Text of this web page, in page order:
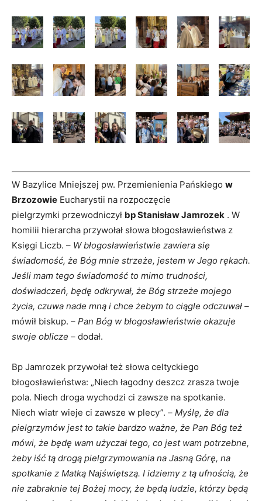
W Bazylice Mniejszej pw. Przemienienia Pańskiego w
Brzozowie Eucharystii na rozpoczęcie
pielgrzymki przewodniczył bp Stanisław Jamrozek . W
homilii hierarcha przywołał słowa błogosławieństwa z
Księgi Liczb. – W błogosławieństwie zawiera się
świadomość, że Bóg mnie strzeże, jestem w Jego rękach.
Jeśli mam tego świadomość to mimo trudności,
doświadczeń, będę odkrywał, że Bóg strzeże mojego
życia, czuwa nade mną i chce żebym to ciągle odczuwał –
mówił biskup. – Pan Bóg w błogosławieństwie okazuje
swoje oblicze – dodał.
Bp Jamrozek przywołał też słowa celtyckiego
błogosławieństwa: „Niech łagodny deszcz zrasza twoje
pola. Niech droga wychodzi ci zawsze na spotkanie.
Niech wiatr wieje ci zawsze w plecy”. – Myślę, że dla
pielgrzymów jest to takie bardzo ważne, że Pan Bóg też
mówi, że będę wam użyczał tego, co jest wam potrzebne,
żeby iść tą drogą pielgrzymowania na Jasną Górę, na
spotkanie z Matką Najświętszą. I idziemy z tą ufnością, że
nie zabraknie tej Bożej mocy, że będą ludzie, którzy będą